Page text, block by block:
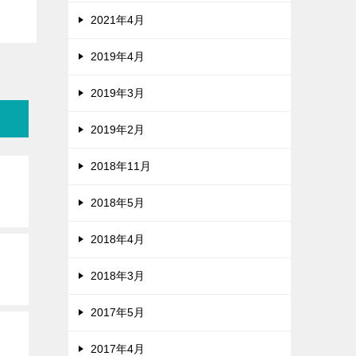
2021年4月
2019年4月
2019年3月
2019年2月
2018年11月
2018年5月
2018年4月
2018年3月
2017年5月
2017年4月